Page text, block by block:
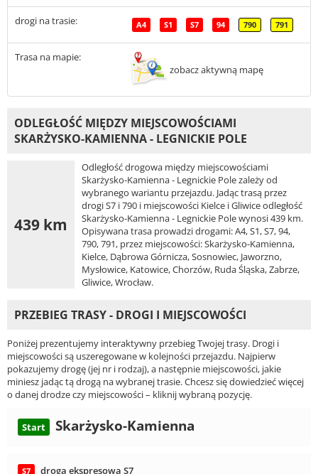
drogi na trasie: A4 S1 S7 94 790 791
Trasa na mapie:
zobacz aktywną mapę
ODLEGŁOŚĆ MIĘDZY MIEJSCOWOŚCIAMI
SKARŻYSKO-KAMIENNA - LEGNICKIE POLE
439 km
Odległość drogowa między miejscowościami
Skarżysko-Kamienna - Legnickie Pole zależy od
wybranego wariantu przejazdu. Jadąc trasą przez
drogi S7 i 790 i miejscowości Kielce i Gliwice odległość
Skarżysko-Kamienna - Legnickie Pole wynosi 439 km.
Opisywana trasa prowadzi drogami: A4, S1, S7, 94,
790, 791, przez miejscowości: Skarżysko-Kamienna,
Kielce, Dąbrowa Górnicza, Sosnowiec, Jaworzno,
Mysłowice, Katowice, Chorzów, Ruda Śląska, Zabrze,
Gliwice, Wrocław.
PRZEBIEG TRASY - DROGI I MIEJSCOWOŚCI
Poniżej prezentujemy interaktywny przebieg Twojej trasy. Drogi i
miejscowości są uszeregowane w kolejności przejazdu. Najpierw
pokazujemy drogę (jej nr i rodzaj), a następnie miejscowości, jakie
miniesz jadąc tą drogą na wybranej trasie. Chcesz się dowiedzieć więcej
o danej drodze czy miejscowości – kliknij wybraną pozycję.
Start Skarżysko-Kamienna
S7
droga ekspresowa S7